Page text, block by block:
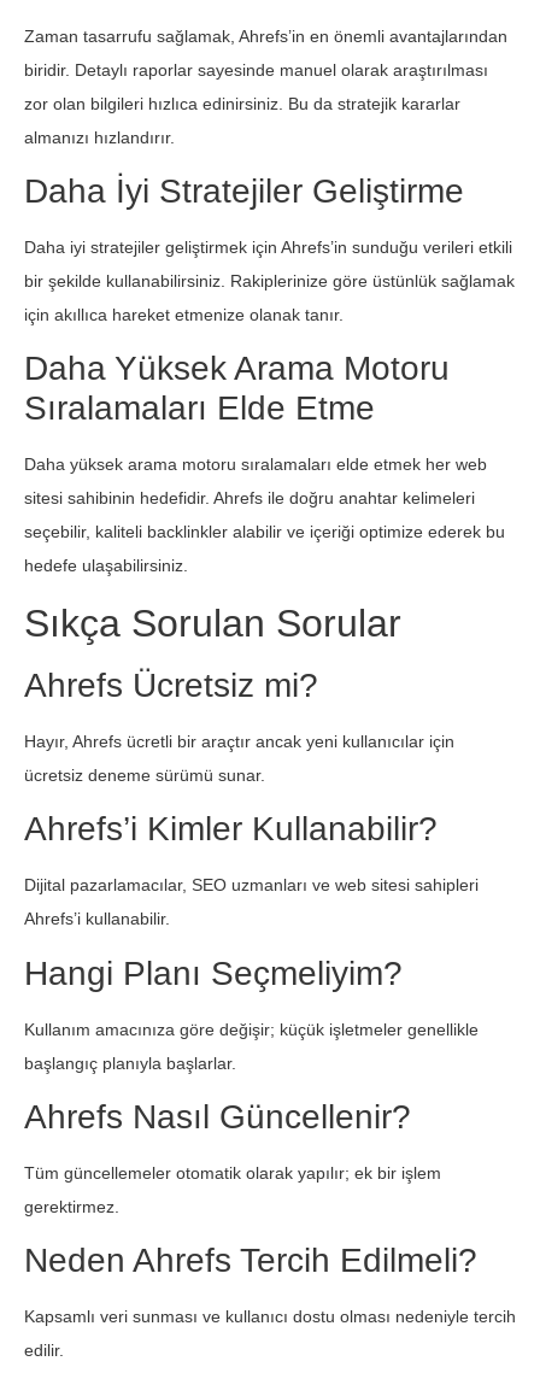
Zaman tasarrufu sağlamak, Ahrefs’in en önemli avantajlarından
biridir. Detaylı raporlar sayesinde manuel olarak araştırılması
zor olan bilgileri hızlıca edinirsiniz. Bu da stratejik kararlar
almanızı hızlandırır.
Daha İyi Stratejiler Geliştirme
Daha iyi stratejiler geliştirmek için Ahrefs’in sunduğu verileri etkili
bir şekilde kullanabilirsiniz. Rakiplerinize göre üstünlük sağlamak
için akıllıca hareket etmenize olanak tanır.
Daha Yüksek Arama Motoru
Sıralamaları Elde Etme
Daha yüksek arama motoru sıralamaları elde etmek her web
sitesi sahibinin hedefidir. Ahrefs ile doğru anahtar kelimeleri
seçebilir, kaliteli backlinkler alabilir ve içeriği optimize ederek bu
hedefe ulaşabilirsiniz.
Sıkça Sorulan Sorular
Ahrefs Ücretsiz mi?
Hayır, Ahrefs ücretli bir araçtır ancak yeni kullanıcılar için
ücretsiz deneme sürümü sunar.
Ahrefs’i Kimler Kullanabilir?
Dijital pazarlamacılar, SEO uzmanları ve web sitesi sahipleri
Ahrefs’i kullanabilir.
Hangi Planı Seçmeliyim?
Kullanım amacınıza göre değişir; küçük işletmeler genellikle
başlangıç planıyla başlarlar.
Ahrefs Nasıl Güncellenir?
Tüm güncellemeler otomatik olarak yapılır; ek bir işlem
gerektirmez.
Neden Ahrefs Tercih Edilmeli?
Kapsamlı veri sunması ve kullanıcı dostu olması nedeniyle tercih
edilir.